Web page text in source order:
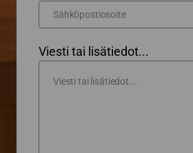
Viesti tai lisätiedot...